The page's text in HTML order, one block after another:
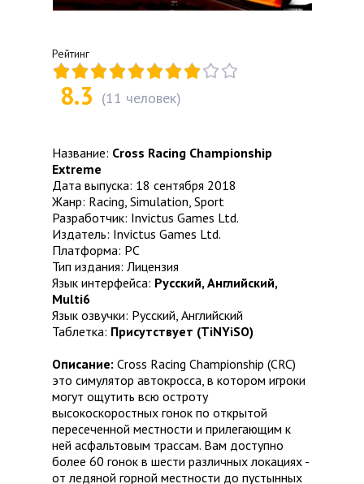
Рейтинг
8.3 (11 человек)
Название: Cross Racing Championship
Extreme
Дата выпуска: 18 сентября 2018
Жанр: Racing, Simulation, Sport
Разработчик: Invictus Games Ltd.
Издатель: Invictus Games Ltd.
Платформа: PC
Тип издания: Лицензия
Язык интерфейса: Русский, Английский,
Multi6
Язык озвучки: Русский, Английский
Таблетка: Присутствует (TiNYiSO)
Описание: Cross Racing Championship (CRC)
это симулятор автокросса, в котором игроки
могут ощутить всю остроту
высокоскоростных гонок по открытой
пересеченной местности и прилегающим к
ней асфальтовым трассам. Вам доступно
более 60 гонок в шести различных локациях -
от ледяной горной местности до пустынных